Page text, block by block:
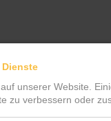
unserer Website.
zu verbessern oder